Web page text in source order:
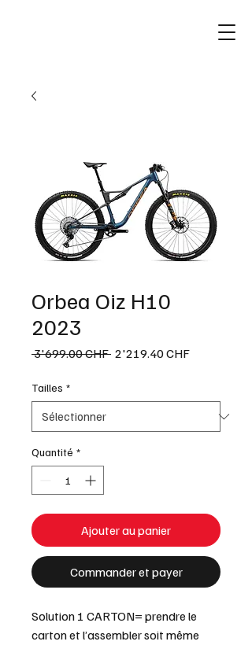
Orbea Oiz H10
2023
3'699.00 CHF Prix
2'219.40 CHFPrix
Tailles *
Quantité *
Ajouter au panier
Commander et payer
Solution 1 CARTON= prendre le
carton et l’assembler soit même